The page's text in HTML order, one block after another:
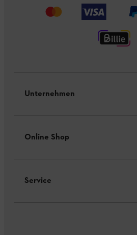
Unternehmen
Online Shop
Service